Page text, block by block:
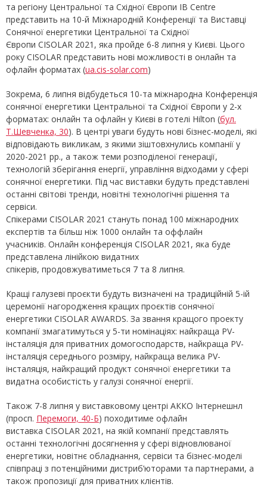
та регіону Центральної та Східної Європи IB Centre
представить на 10-й Міжнародній Конференції та Виставці
Сонячної енергетики Центральної та Східної
Європи CISOLAR 2021, яка пройде 6-8 липня у Києві. Цього
року CISOLAR представить нові можливості в онлайн та
офлайн форматах (ua.cis-solar.com)
Зокрема, 6 липня відбудеться 10-та міжнародна Конференція
сонячної енергетики Центральної та Східної Європи у 2-х
форматах: онлайн та офлайн у Києві в готелі Hilton (бул.
Т.Шевченка, 30). В центрі уваги будуть нові бізнес-моделі, які
відповідають викликам, з якими зіштовхнулись компанії у
2020-2021 рр., а також теми розподіленої генерації,
технологій зберігання енергії, управління відходами у сфері
сонячної енергетики. Під час виставки будуть представлені
останні світові тренди, новітні технологічні рішення та
сервіси.
Спікерами CISOLAR 2021 стануть понад 100 міжнародних
експертів та більш ніж 1000 онлайн та оффлайн
учасників. Онлайн конференція CISOLAR 2021, яка буде
представлена лінійкою видатних
спікерів, продовжуватиметься 7 та 8 липня.
Кращі галузеві проєкти будуть визначені на традиційній 5-ій
церемонії нагородження кращих проєктів сонячної
енергетики CISOLAR AWARDS. За звання кращого проекту
компанії змагатимуться у 5-ти номінаціях: найкраща PV-
інсталяція для приватних домогосподарств, найкраща PV-
інсталяція середнього розміру, найкраща велика PV-
інсталяція, найкращий продукт сонячної енергетики та
видатна особистість у галузі сонячної енергії.
Також 7-8 липня у виставковому центрі АККО Інтернешнл
(просп. Перемоги, 40-Б) походитиме офлайн
виставка CISOLAR 2021, на якій компанії представлять
останні технологічні досягнення у сфері відновлюваної
енергетики, новітнє обладнання, сервіси та бізнес-моделі
співпраці з потенційними дистриб’юторами та партнерами, а
також пропозиції для приватних клієнтів.